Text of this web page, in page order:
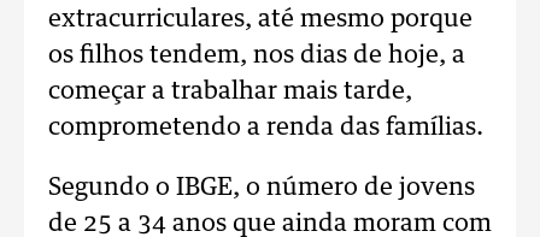
extracurriculares, até mesmo porque
os filhos tendem, nos dias de hoje, a
começar a trabalhar mais tarde,
comprometendo a renda das famílias.
Segundo o IBGE, o número de jovens
de 25 a 34 anos que ainda moram com